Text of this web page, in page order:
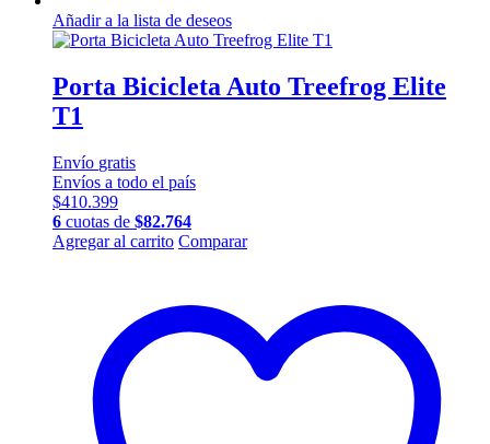
Añadir a la lista de deseos
Porta Bicicleta Auto Treefrog Elite
T1
Envío gratis
Envíos a todo el país
$410.399
6 cuotas de $82.764
Agregar al carrito Comparar